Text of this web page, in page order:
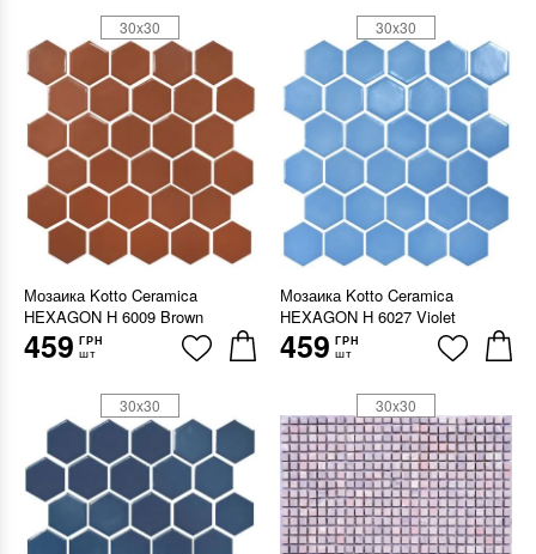
Мозаика Kotto Ceramica
HEXAGON H 6009 Brown
459 ГРН
шт
30x30
Мозаика Kotto Ceramica
HEXAGON H 6027 Violet
459 ГРН
шт
30x30
30x30 30x30